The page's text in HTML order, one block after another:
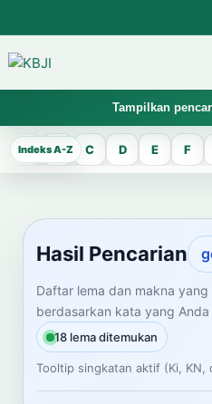
Tampilkan
KBJI WORKSPACE
Hasil
Temukan lema Jawa dan
mengelola data Kamus Bahasa
CARI LEMA JAWA
Masukkan kata Jawa
A B C D E F
Hasil Pencarian
Daftar lema dan makna
berdasarkan kata yang Anda
18 lema ditemukan
Tooltip singkatan aktif (Ki, KN,